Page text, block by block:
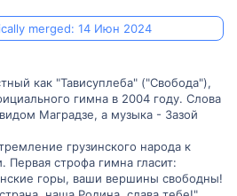
merged: 14 Июн 2024
как "Тависуплеба" ("Свобода"),
гимна в 2004 году. Слова
Маградзе, а музыка - Зазой
грузинского народа к
Первая строфа гимна гласит:
горы, ваши вершины свободны!